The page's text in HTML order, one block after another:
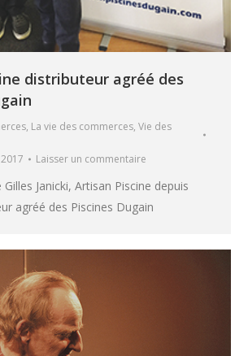
distributeur agréé des
, La vie des commerces, Vie des
Laisser un commentaire
Janicki, Artisan Piscine depuis
agréé des Piscines Dugain